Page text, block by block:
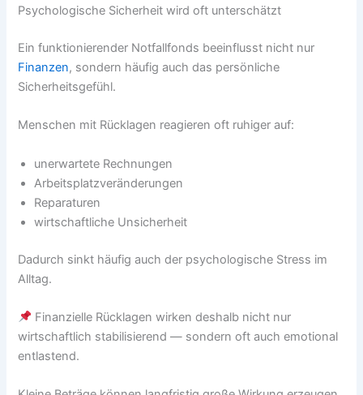
Psychologische Sicherheit wird oft unterschätzt
Ein funktionierender Notfallfonds beeinflusst nicht nur
Finanzen, sondern häufig auch das persönliche
Sicherheitsgefühl.
Menschen mit Rücklagen reagieren oft ruhiger auf:
unerwartete Rechnungen
Arbeitsplatzveränderungen
Reparaturen
wirtschaftliche Unsicherheit
Dadurch sinkt häufig auch der psychologische Stress im
Alltag.
Finanzielle Rücklagen wirken deshalb nicht nur
wirtschaftlich stabilisierend — sondern oft auch emotional
entlastend.